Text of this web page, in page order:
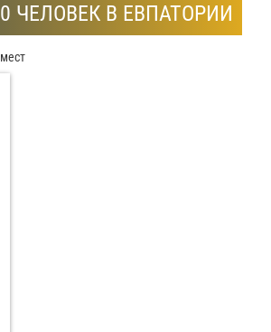
ЧЕЛОВЕК В ЕВПАТОРИИ